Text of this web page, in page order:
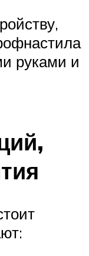
руками и